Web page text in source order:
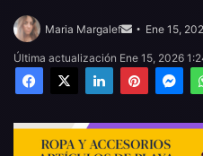
Maria Margalef
email
Ene 15,
Última actualización Ene 15, 2026
Facebook
X LinkedInPinterest